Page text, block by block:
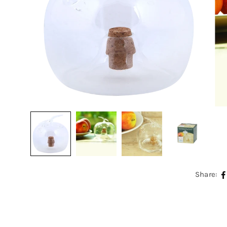
Share: